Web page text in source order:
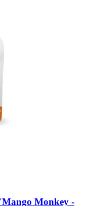
Monkey -​